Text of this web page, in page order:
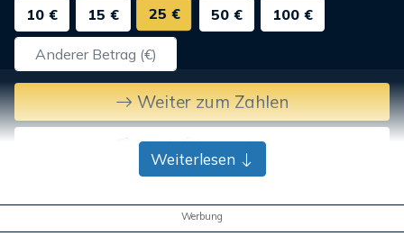
10 €
15 € 25 € 50 € 100 €
Weiter zum Zahlen
Bank-Überweisung
Weiterlesen
Werbung